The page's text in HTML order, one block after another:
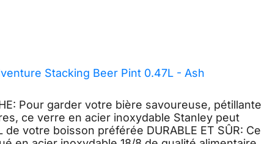
Stacking Beer Pint 0.47L - Ash
Pour garder votre bière savoureuse, pétillante
ce verre en acier inoxydable Stanley peut
votre boisson préférée DURABLE ET SÛR: Ce